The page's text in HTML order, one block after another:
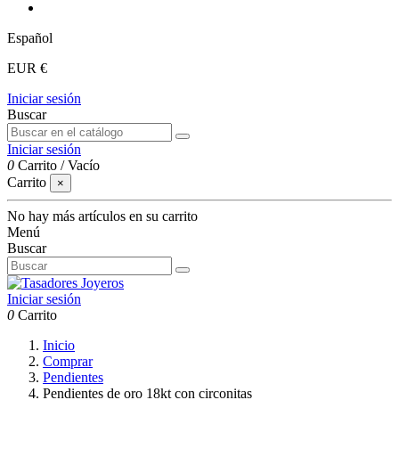
Español
EUR €
Iniciar sesión
Buscar
Iniciar sesión
0 Carrito /Vacío
Carrito
×
No hay más artículos en su carrito
Menú
Buscar
Iniciar sesión
0 Carrito
Inicio
Comprar
Pendientes
Pendientes de oro 18kt con circonitas